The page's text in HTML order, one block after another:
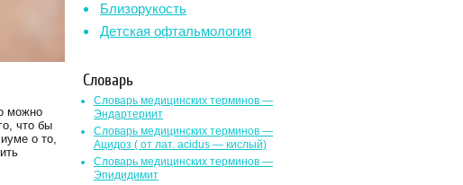
можно
что бы
о то,
Близорукость
Детская офтальмология
Словарь
Словарь медицинских терминов —
Эндартериит
Словарь медицинских терминов —
Ацидоз ( от лат. асidus — кислый)
Словарь медицинских терминов —
Эпидидимит